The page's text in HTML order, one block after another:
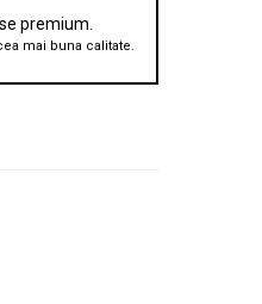
premium.
mai buna calitate.